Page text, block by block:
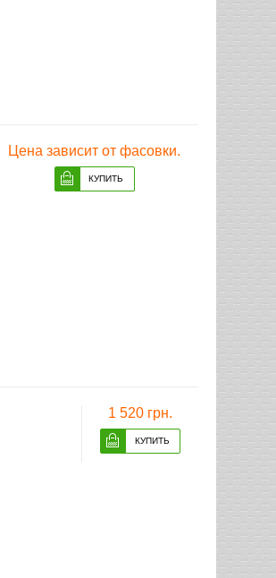
Цена зависит от фасовки.
1 520 грн.